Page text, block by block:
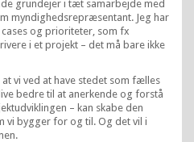
grundejer i tæt samarbejde med
myndighedsrepræsentant. Jeg har
og prioriteter, som fx
i et projekt – det må bare ikke
vi ved at have stedet som fælles
bedre til at anerkende og forstå
– kan skabe den
vi bygger for og til. Og det vil i